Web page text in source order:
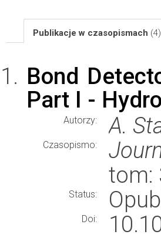
Publikacje w czasopismach (4)
Bond
Part I -
Autorzy: A.
Czasopismo:
tom:
Status:
Doi: